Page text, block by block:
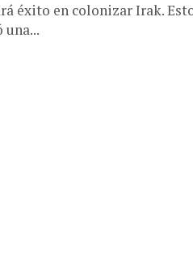
éxito en colonizar Irak.